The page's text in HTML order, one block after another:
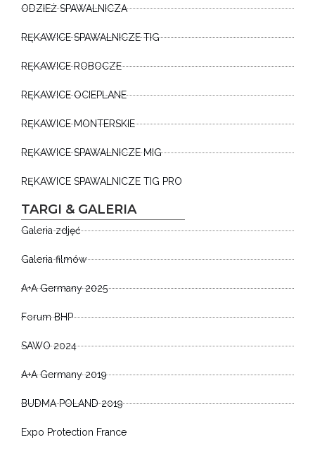
ODZIEŻ SPAWALNICZA
RĘKAWICE SPAWALNICZE TIG
RĘKAWICE ROBOCZE
RĘKAWICE OCIEPLANE
RĘKAWICE MONTERSKIE
RĘKAWICE SPAWALNICZE MIG
RĘKAWICE SPAWALNICZE TIG PRO
TARGI & GALERIA
Galeria zdjęć
Galeria filmów
A+A Germany 2025
Forum BHP
SAWO 2024
A+A Germany 2019
BUDMA POLAND 2019
Expo Protection France